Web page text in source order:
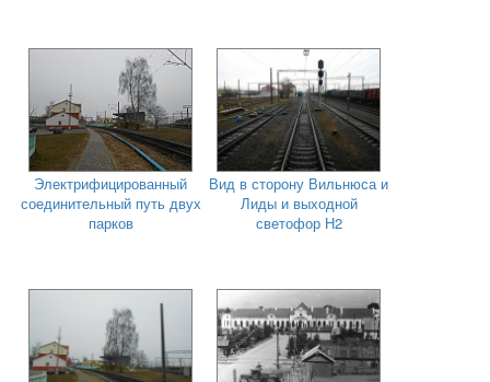
Электрифицированный
соединительный путь двух
парков
Вид в сторону Вильнюса и
Лиды и выходной
светофор Н2